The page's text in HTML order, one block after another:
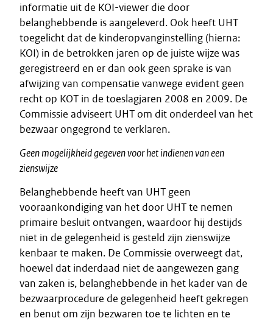
informatie uit de KOI-viewer die door
belanghebbende is aangeleverd. Ook heeft UHT
toegelicht dat de kinderopvanginstelling (hierna:
KOI) in de betrokken jaren op de juiste wijze was
geregistreerd en er dan ook geen sprake is van
afwijzing van compensatie vanwege evident geen
recht op KOT in de toeslagjaren 2008 en 2009. De
Commissie adviseert UHT om dit onderdeel van het
bezwaar ongegrond te verklaren.
Geen mogelijkheid gegeven voor het indienen van een
zienswijze
Belanghebbende heeft van UHT geen
vooraankondiging van het door UHT te nemen
primaire besluit ontvangen, waardoor hij destijds
niet in de gelegenheid is gesteld zijn zienswijze
kenbaar te maken. De Commissie overweegt dat,
hoewel dat inderdaad niet de aangewezen gang
van zaken is, belanghebbende in het kader van de
bezwaarprocedure de gelegenheid heeft gekregen
en benut om zijn bezwaren toe te lichten en te